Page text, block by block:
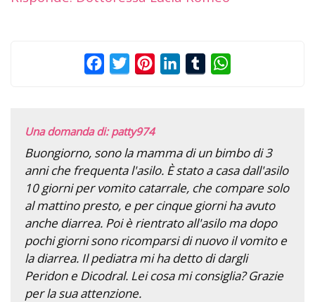
FacebookTwitterPinterestLinkedInTumblr
Una domanda di: patty974
Buongiorno, sono la mamma di un bimbo di 3
anni che frequenta l'asilo. È stato a casa dall'asilo
10 giorni per vomito catarrale, che compare solo
al mattino presto, e per cinque giorni ha avuto
anche diarrea. Poi è rientrato all'asilo ma dopo
pochi giorni sono ricomparsi di nuovo il vomito e
la diarrea. Il pediatra mi ha detto di dargli
Peridon e Dicodral. Lei cosa mi consiglia? Grazie
per la sua attenzione.